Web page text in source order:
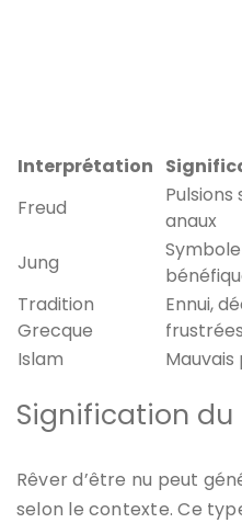
Interprétation
Freud
anaux
Jung
Tradition
Grecque
Ennui,
frustrées
Islam
Signification du
Rêver d’être nu peut
selon le contexte. Ce